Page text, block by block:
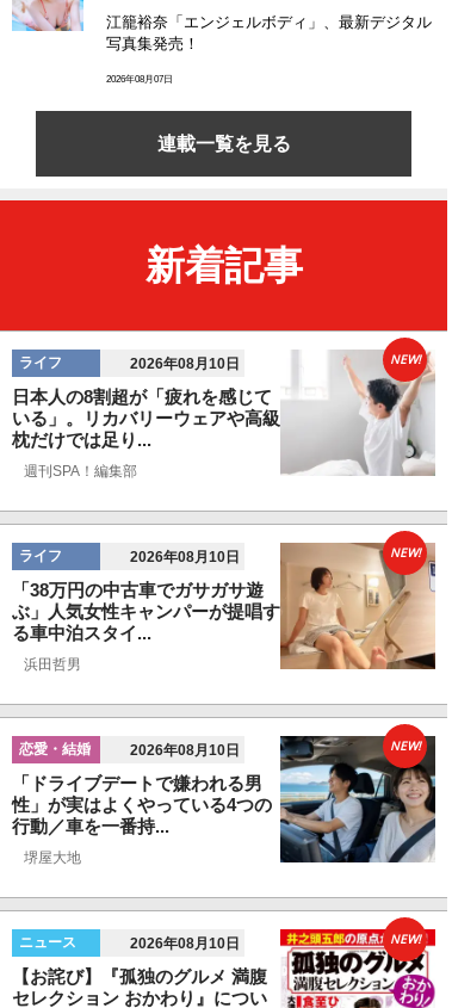
江籠裕奈「エンジェルボディ」、最新デジタル
写真集発売！
2026年08月07日
連載一覧を見る
新着記事
ライフ 2026年08月10日
日本人の8割超が「疲れを感じて
いる」。リカバリーウェアや高級
枕だけでは足り...
週刊SPA！編集部
NEW!
ライフ 2026年08月10日
「38万円の中古車でガサガサ遊
ぶ」人気女性キャンパーが提唱す
る車中泊スタイ...
浜田哲男
NEW!
恋愛・結婚 2026年08月10日
「ドライブデートで嫌われる男
性」が実はよくやっている4つの
行動／車を一番持...
堺屋大地
NEW!
ニュース 2026年08月10日
【お詫び】『孤独のグルメ 満腹
セレクション おかわり』につい
NEW!